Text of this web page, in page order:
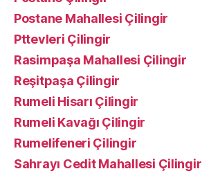
Postane Mahallesi Çilingir
Pttevleri Çilingir
Rasimpaşa Mahallesi Çilingir
Reşitpaşa Çilingir
Rumeli Hisarı Çilingir
Rumeli Kavağı Çilingir
Rumelifeneri Çilingir
Sahrayı Cedit Mahallesi Çilingir